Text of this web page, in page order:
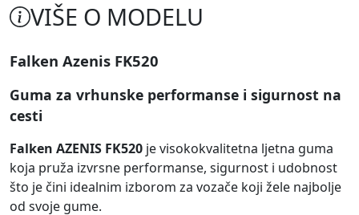
VIŠE O MODELU
Falken Azenis FK520
Guma za vrhunske performanse i sigurnost na
cesti
Falken AZENIS FK520 je visokokvalitetna ljetna guma
koja pruža izvrsne performanse, sigurnost i udobnost
što je čini idealnim izborom za vozače koji žele najbolje
od svoje gume.